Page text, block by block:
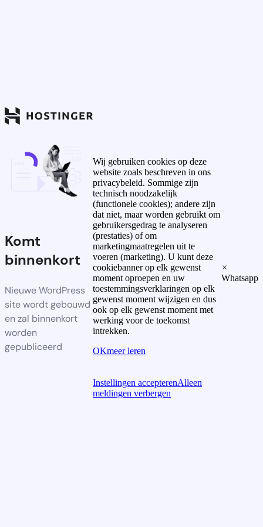
Komt
binnenkort
Nieuwe WordPress
site wordt gebouwd
en zal binnenkort
worden
gepubliceerd
Wij gebruiken cookies op deze
website zoals beschreven in ons
privacybeleid. Sommige zijn
technisch noodzakelijk
(functionele cookies); andere zijn
dat niet, maar worden gebruikt om
gebruikersgedrag te analyseren
(prestaties) of om
marketingmaatregelen uit te
voeren (marketing). U kunt deze
cookiebanner op elk gewenst
moment oproepen en uw
toestemmingsverklaringen op elk
gewenst moment wijzigen en dus
ook op elk gewenst moment met
werking voor de toekomst
intrekken.
OKmeer leren
Instellingen accepterenAlleen
meldingen verbergen
×
Whatsapp